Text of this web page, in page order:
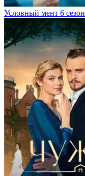
Условный мент 6 сезон